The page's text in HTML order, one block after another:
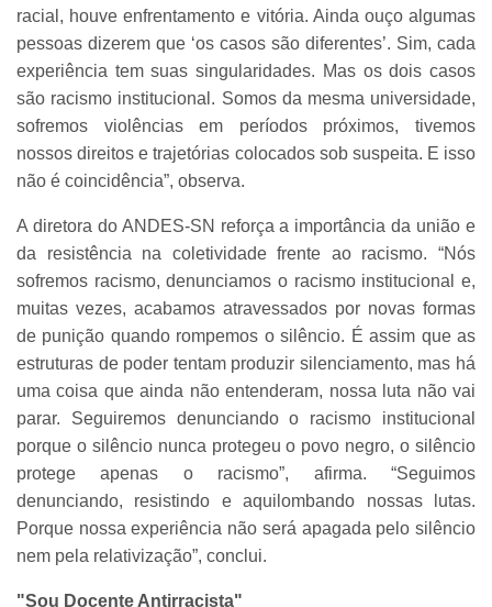
racial, houve enfrentamento e vitória. Ainda ouço algumas
pessoas dizerem que ‘os casos são diferentes’. Sim, cada
experiência tem suas singularidades. Mas os dois casos
são racismo institucional. Somos da mesma universidade,
sofremos violências em períodos próximos, tivemos
nossos direitos e trajetórias colocados sob suspeita. E isso
não é coincidência”, observa.
A diretora do ANDES-SN reforça a importância da união e
da resistência na coletividade frente ao racismo. “Nós
sofremos racismo, denunciamos o racismo institucional e,
muitas vezes, acabamos atravessados por novas formas
de punição quando rompemos o silêncio. É assim que as
estruturas de poder tentam produzir silenciamento, mas há
uma coisa que ainda não entenderam, nossa luta não vai
parar. Seguiremos denunciando o racismo institucional
porque o silêncio nunca protegeu o povo negro, o silêncio
protege apenas o racismo”, afirma. “Seguimos
denunciando, resistindo e aquilombando nossas lutas.
Porque nossa experiência não será apagada pelo silêncio
nem pela relativização”, conclui.
"Sou Docente Antirracista"